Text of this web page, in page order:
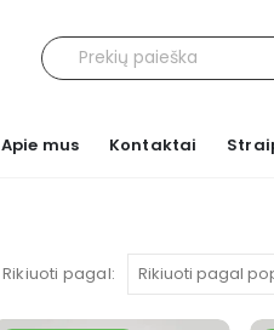
Apie mus Kontaktai
Rikiuoti pagal: